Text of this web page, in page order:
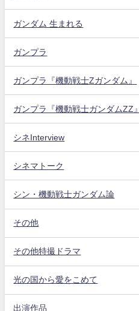
ガンダム 生まれる
ガンプラ
ガンプラ『機動戦士Zガンダム』
ガンプラ『機動戦士ガンダムZZ』
シネInterview
シネマトーク
シン・機動戦士ガンダム論
その他
その他特撮ドラマ
光の国から愛をこめて
出演作品